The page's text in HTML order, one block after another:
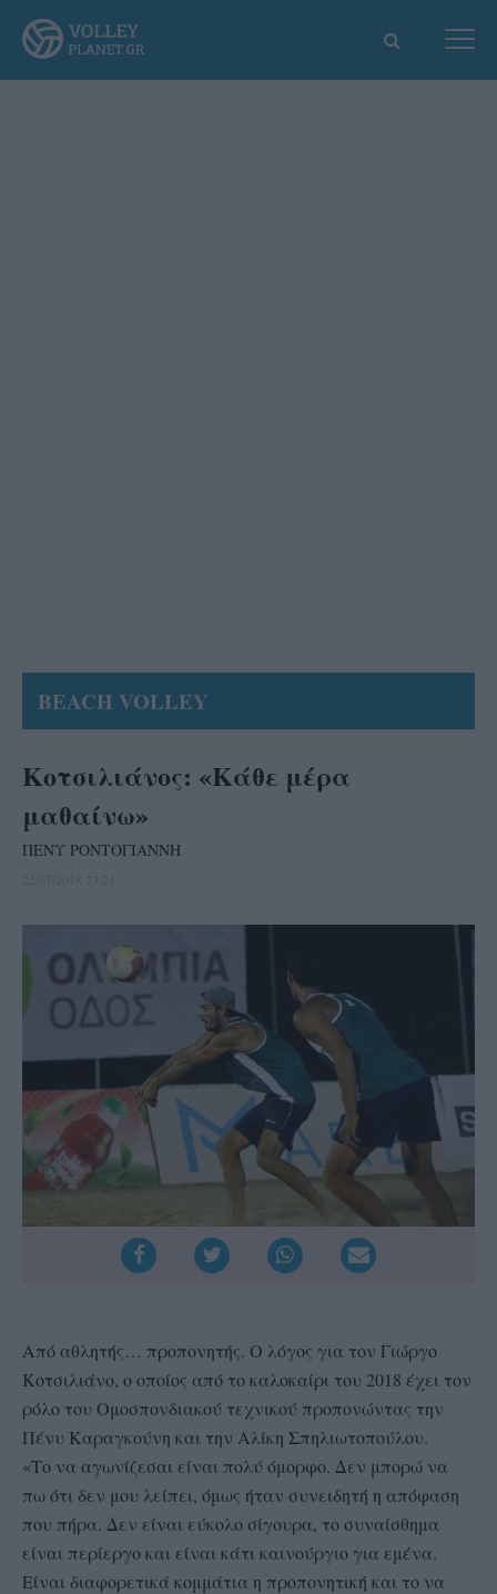
BEACH VOLLEY
Κοτσιλιάνος: «Κάθε μέρα
μαθαίνω»
ΠΕΝΥ ΡΟΝΤΟΓΙΑΝΝΗ
Από αθλητής… προπονητής. Ο λόγος για τον Γιώργο
Κοτσιλιάνο, ο οποίος από το καλοκαίρι του 2018 έχει τον
ρόλο του Ομοσπονδιακού τεχνικού προπονώντας την
Πένυ Καραγκούνη και την Αλίκη Σπηλιωτοπούλου.
«Το να αγωνίζεσαι είναι πολύ όμορφο. Δεν μπορώ να
πω ότι δεν μου λείπει, όμως ήταν συνειδητή η απόφαση
που πήρα. Δεν είναι εύκολο σίγουρα, το συναίσθημα
είναι περίεργο και είναι κάτι καινούργιο για εμένα.
Είναι διαφορετικά κομμάτια η προπονητική και το να